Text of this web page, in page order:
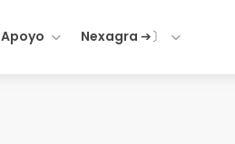
Apoyo Nexagra ➔〕